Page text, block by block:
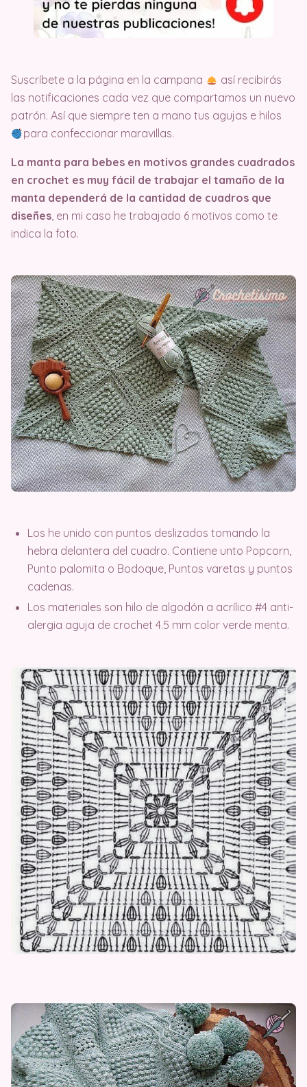
Suscríbete a la página en la campana
así recibirás
las notificaciones cada vez que compartamos un nuevo
patrón. Así que siempre ten a mano tus agujas e hilos
para confeccionar maravillas.
La manta para bebes en motivos grandes cuadrados
en crochet es muy fácil de trabajar el tamaño de la
manta dependerá de la cantidad de cuadros que
diseñes, en mi caso he trabajado 6 motivos como te
indica la foto.
Los he unido con puntos deslizados tomando la
hebra delantera del cuadro. Contiene unto Popcorn,
Punto palomita o Bodoque, Puntos varetas y puntos
cadenas.
Los materiales son hilo de algodón a acrílico #4 anti-
alergia aguja de crochet 4.5 mm color verde menta.